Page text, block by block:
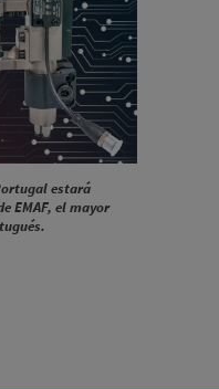
estará
EMAF, el mayor